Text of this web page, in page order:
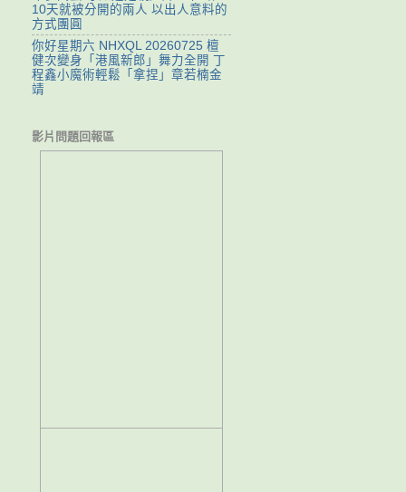
10天就被分開的兩人 以出人意料的
方式團圓
你好星期六 NHXQL 20260725 檀
健次變身「港風新郎」舞力全開 丁
程鑫小魔術輕鬆「拿捏」章若楠金
靖
影片問題回報區